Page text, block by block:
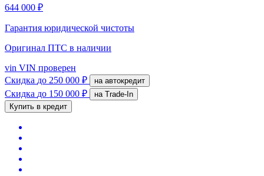
644 000 ₽
Гарантия юридической чистоты
Оригинал ПТС в наличии
vin VIN проверен
Скидка до 250 000 ₽ на автокредит
Скидка до 150 000 ₽
на Trade-In
Купить в кредит